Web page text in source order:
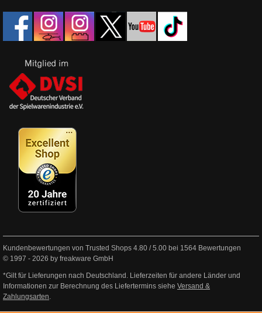
Kundenbewertungen von Trusted Shops 4.80 /5.00 bei 1564 Bewertungen
© 1997 - 2026 by freakware GmbH
*Gilt für Lieferungen nach Deutschland. Lieferzeiten für andere Länder und
Informationen zur Berechnung des Liefertermins siehe Versand &
Zahlungsarten.